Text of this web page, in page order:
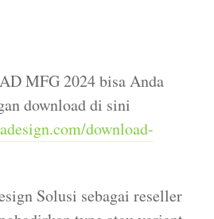
MFG 2024 bisa Anda
download di sini
download-
Solusi sebagai reseller